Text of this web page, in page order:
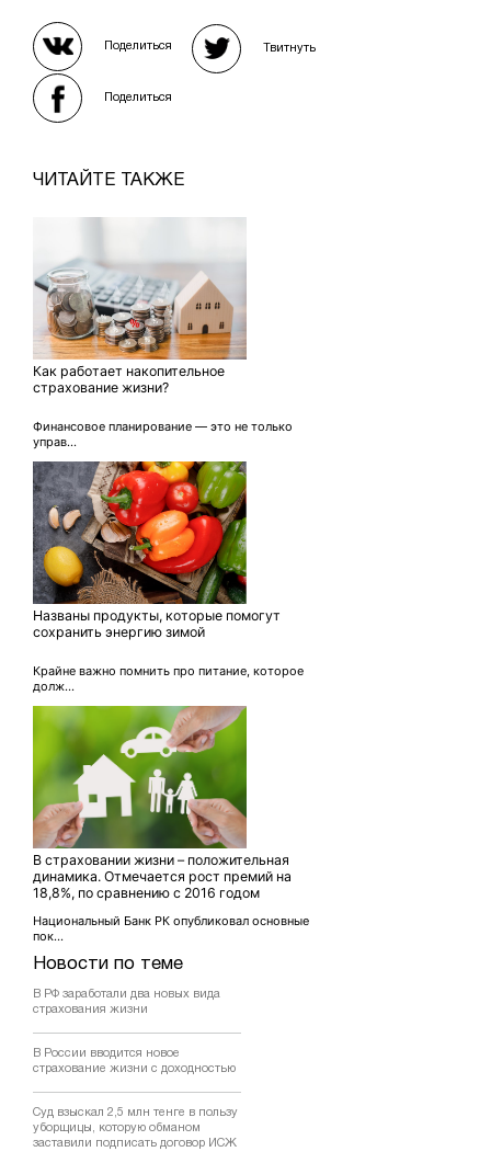
Новости по теме
В РФ заработали два новых вида
страхования жизни
В России вводится новое
страхование жизни с доходностью
Суд взыскал 2,5 млн тенге в пользу
уборщицы, которую обманом
заставили подписать договор ИСЖ
Поделиться Твитнуть
Поделиться
ЧИТАЙТЕ ТАКЖЕ
Как работает накопительное
страхование жизни?
Финансовое планирование — это не только
управ...
Названы продукты, которые помогут
сохранить энергию зимой
Крайне важно помнить про питание, которое
долж...
В страховании жизни – положительная
динамика. Отмечается рост премий на
18,8%, по сравнению с 2016 годом
Национальный Банк РК опубликовал основные
пок...